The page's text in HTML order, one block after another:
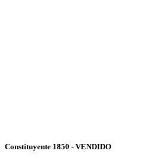
Constituyente 1850 - VENDIDO